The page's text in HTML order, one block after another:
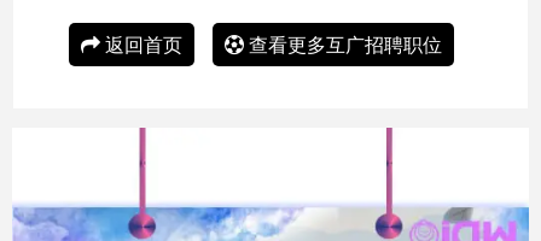
返回首页 查看更多互广招聘职位